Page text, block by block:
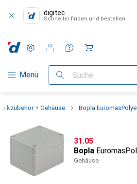
digitec
Schneller finden und bestellen
Navigation nach Kategorien
Menü Suche
Einstellungen
Kundenkonto
Vergleichslisten
Merklisten
Warenkorb
+ Gehäuse Bopla
CHF
31.05
Bopla
Gehäuse